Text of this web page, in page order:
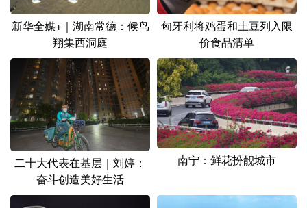
新华全媒+｜湖南常德：候鸟
翔集西洞庭
匈牙利将鸡蛋和土豆列入限
价食品清单
二十大代表在基层｜刘婷：
奋斗创造美好生活
南宁：鲜花扮靓城市